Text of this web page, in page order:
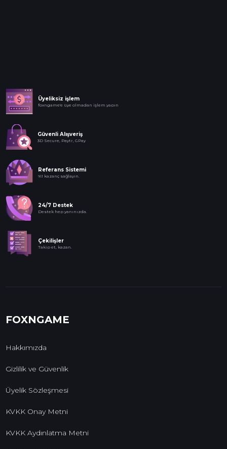
Üyeliksiz işlem
foxngame'e üye olmadan işlem yapın
Güvenli Alışveriş
3D Secure, Paytr, GPay
Referans Sistemi
%1 kazanç sağlayın.
24/7 Destek
Destek hep yanınızda.
Çekilişler
Takip et, kazan.
FOXNGAME
Hakkımızda
Gizlilik ve Güvenlik
Üyelik Sözleşmesi
KVKK Onay Metni
KVKK Aydınlatma Metni